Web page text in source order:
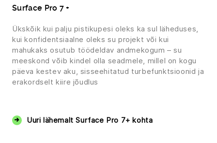
Surface Pro 7 +
Ükskõik kui palju pistikupesi oleks ka sul läheduses,
kui konfidentsiaalne oleks su projekt või kui
mahukaks osutub töödeldav andmekogum – su
meeskond võib kindel olla seadmele, millel on kogu
päeva kestev aku, sisseehitatud turbefunktsioonid ja
erakordselt kiire jõudlus
Uuri lähemalt Surface Pro 7+ kohta